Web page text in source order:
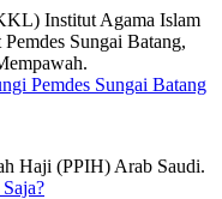
Pemdes Sungai Batang